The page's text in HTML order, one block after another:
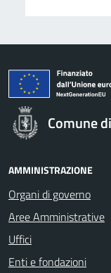
Comune
AMMINISTRAZIONE
Organi di governo
Aree Amministrative
Uffici
Enti e fondazioni